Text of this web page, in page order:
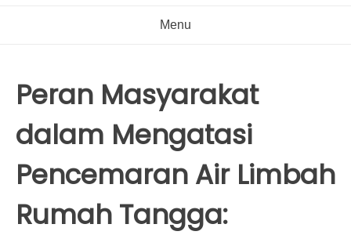
Menu
Peran Masyarakat
dalam Mengatasi
Pencemaran Air Limbah
Rumah Tangga: